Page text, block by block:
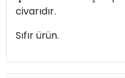
civarıdır.
Sıfır ürün.